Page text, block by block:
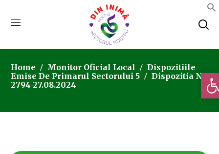
Home Monitor Oficial Local
Dispozitiile
Emise De Primarul Sectorului 5
Dispozitia Nr.
2794-27.08.2024